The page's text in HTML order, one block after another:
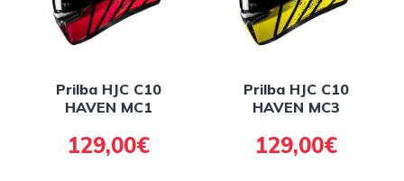
Prilba HJC C10
HAVEN MC1
129,00€
Prilba HJC C10
HAVEN MC3
129,00€